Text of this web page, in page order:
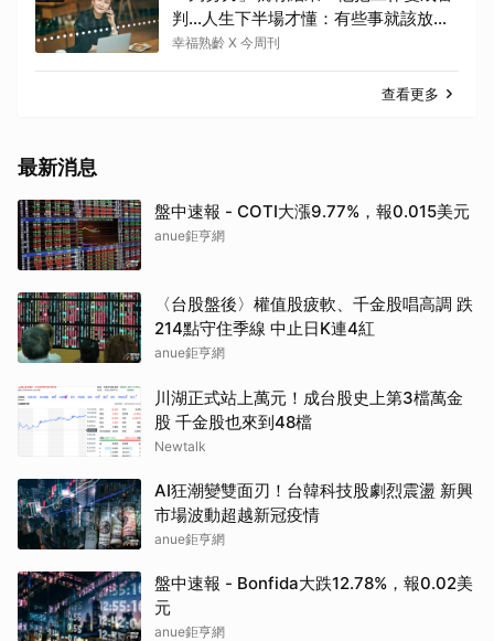
判…人生下半場才懂：有些事就該放
手，也不必為它懲罰自己
幸福熟齡 X 今周刊
查看更多
最新消息
盤中速報 - COTI大漲9.77%，報0.015美元
anue鉅亨網
〈台股盤後〉權值股疲軟、千金股唱高調 跌
214點守住季線 中止日K連4紅
anue鉅亨網
川湖正式站上萬元！成台股史上第3檔萬金
股 千金股也來到48檔
Newtalk
AI狂潮變雙面刃！台韓科技股劇烈震盪 新興
市場波動超越新冠疫情
anue鉅亨網
盤中速報 - Bonfida大跌12.78%，報0.02美
元
anue鉅亨網